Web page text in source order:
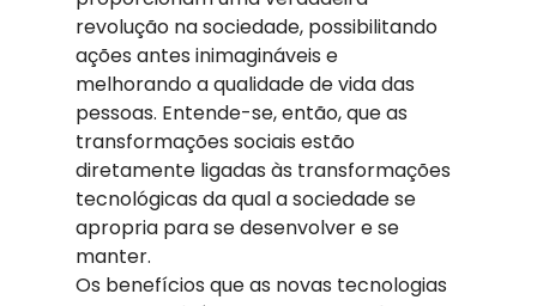
revolução na sociedade, possibilitando
ações antes inimagináveis e
melhorando a qualidade de vida das
pessoas. Entende-se, então, que as
transformações sociais estão
diretamente ligadas às transformações
tecnológicas da qual a sociedade se
apropria para se desenvolver e se
manter.
Os benefícios que as novas tecnologias